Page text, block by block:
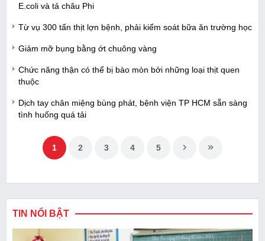
E.coli và tả châu Phi
Từ vụ 300 tấn thịt lợn bệnh, phải kiểm soát bữa ăn trường học
Giảm mỡ bụng bằng ớt chuông vàng
Chức năng thận có thể bị bào mòn bởi những loại thịt quen
thuộc
Dịch tay chân miệng bùng phát, bệnh viện TP HCM sẵn sàng
tình huống quá tải
1 2 3 4 5
TIN NỔI BẬT